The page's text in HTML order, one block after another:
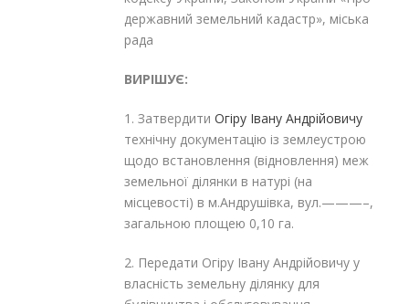
державний земельний кадастр», міська
рада
ВИРІШУЄ:
1. Затвердити Огіру Івану Андрійовичу
технічну документацію із землеустрою
щодо встановлення (відновлення) меж
земельної ділянки в натурі (на
місцевості) в м.Андрушівка, вул.———–,
загальною площею 0,10 га.
2. Передати Огіру Івану Андрійовичу у
власність земельну ділянку для